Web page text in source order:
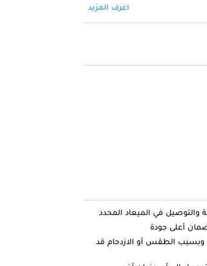
اعرف المزيد
أعلى جودة
وبسبب الطقس أو الازدحام قد